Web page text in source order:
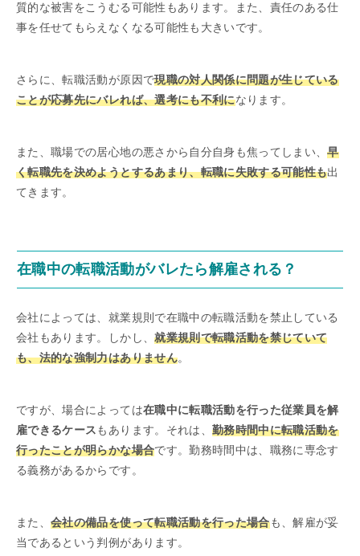
質的な被害をこうむる可能性もあります。また、責任のある仕
事を任せてもらえなくなる可能性も大きいです。
さらに、転職活動が原因で現職の対人関係に問題が生じている
ことが応募先にバレれば、選考にも不利になります。
また、職場での居心地の悪さから自分自身も焦ってしまい、早
く転職先を決めようとするあまり、転職に失敗する可能性も出
てきます。
在職中の転職活動がバレたら解雇される？
会社によっては、就業規則で在職中の転職活動を禁止している
会社もあります。しかし、就業規則で転職活動を禁じていて
も、法的な強制力はありません。
ですが、場合によっては在職中に転職活動を行った従業員を解
雇できるケースもあります。それは、 勤務時間中に転職活動を
行ったことが明らかな場合です。勤務時間中は、職務に専念す
る義務があるからです。
また、会社の備品を使って転職活動を行った場合も、解雇が妥
当であるという判例があります。